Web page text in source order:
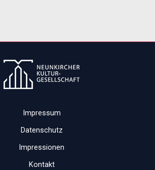
Impressum
Datenschutz
Impressionen
Kontakt